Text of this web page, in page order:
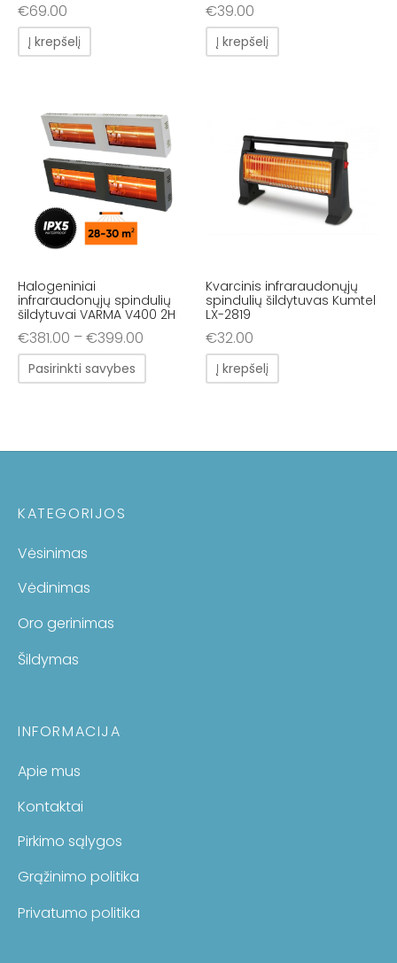
€69.00
Į krepšelį
€39.00
Į krepšelį
Halogeniniai
infraraudonųjų spindulių
šildytuvai VARMA V400 2H
€381.00 –€399.00
Pasirinkti savybes
Kvarcinis infraraudonųjų
spindulių šildytuvas Kumtel
LX-2819
€32.00
Į krepšelį
KATEGORIJOS
Vėsinimas
Vėdinimas
Oro gerinimas
Šildymas
INFORMACIJA
Apie mus
Kontaktai
Pirkimo sąlygos
Grąžinimo politika
Privatumo politika